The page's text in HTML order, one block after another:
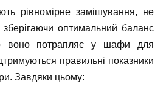
рівномірне замішування, не
зберігаючи оптимальний баланс
воно потрапляє у шафи для
правильні показники
Завдяки цьому: